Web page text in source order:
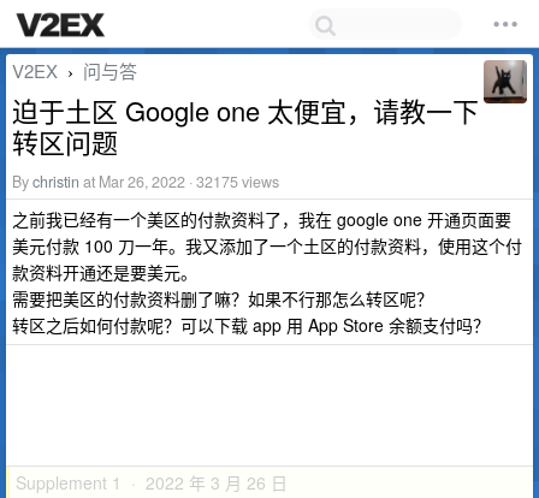
V2EX › 问与答
迫于土区 Google one 太便宜，请教一下
转区问题
Bychristin at Mar 26, 2022 · 32175 views
之前我已经有一个美区的付款资料了，我在 google one 开通页面要
美元付款 100 刀一年。我又添加了一个土区的付款资料，使用这个付
款资料开通还是要美元。
需要把美区的付款资料删了嘛？如果不行那怎么转区呢？
转区之后如何付款呢？可以下载 app 用 App Store 余额支付吗？
Supplement 1 · 2022 年 3 月 26 日